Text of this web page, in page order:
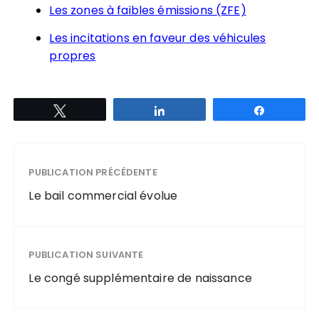
Les zones à faibles émissions (ZFE)
Les incitations en faveur des véhicules
propres
PUBLICATION PRÉCÉDENTE
Le bail commercial évolue
PUBLICATION SUIVANTE
Le congé supplémentaire de naissance